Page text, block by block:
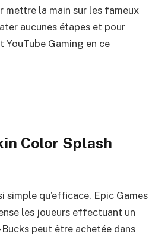
mettre la main sur les fameux
aucunes étapes et pour
Gaming en ce
Color Splash
simple qu’efficace. Epic Games
les joueurs effectuant un
peut être achetée dans